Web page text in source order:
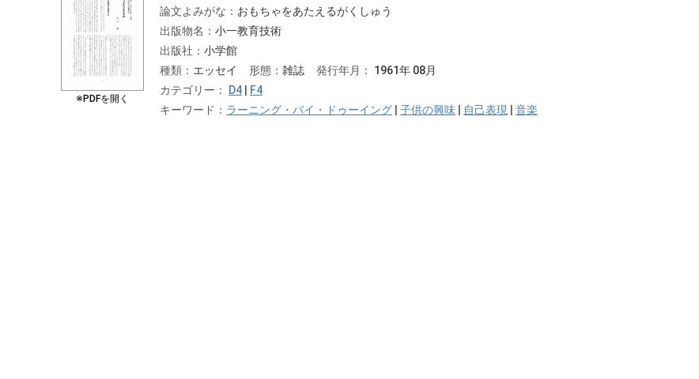
※PDFを開く
論文よみがな： おもちゃをあたえるがくしゅう
出版物名： 小一教育技術
出版社： 小学館
種類： エッセイ 形態： 雑誌 発行年月：
1961年 08月
カテゴリー：
D4
F4
キーワード： ラーニング・バイ・ドゥーイング 子供の興味 自己表現 音楽